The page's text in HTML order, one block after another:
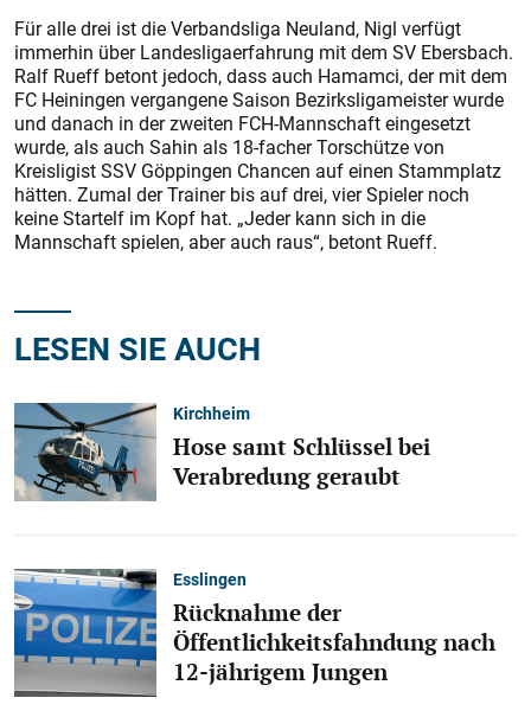
Für alle drei ist die Verbandsliga Neuland, Nigl verfügt
immerhin über Landesligaerfahrung mit dem SV Ebersbach.
Ralf Rueff betont jedoch, dass auch Hamamci, der mit dem
FC Heiningen vergangene Saison Bezirksligameister wurde
und danach in der zweiten FCH-Mannschaft eingesetzt
wurde, als auch Sahin als 18-facher Torschütze von
Kreisligist SSV Göppingen Chancen auf einen Stammplatz
hätten. Zumal der Trainer bis auf drei, vier Spieler noch
keine Startelf im Kopf hat. „Jeder kann sich in die
Mannschaft spielen, aber auch raus“, betont Rueff.
LESEN SIE AUCH
Kirchheim
Hose samt Schlüssel bei
Verabredung geraubt
Esslingen
Rücknahme der
Öffentlichkeitsfahndung nach
12-jährigem Jungen